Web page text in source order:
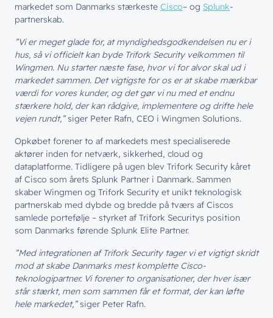
markedet som Danmarks stærkeste Cisco– og Splunk-
partnerskab.
”Vi er meget glade for, at myndighedsgodkendelsen nu er i
hus, så vi officielt kan byde Trifork Security velkommen til
Wingmen. Nu starter næste fase, hvor vi for alvor skal ud i
markedet sammen. Det vigtigste for os er at skabe mærkbar
værdi for vores kunder, og det gør vi nu med et endnu
stærkere hold, der kan rådgive, implementere og drifte hele
vejen rundt,”siger Peter Rafn, CEO i Wingmen Solutions.
Opkøbet forener to af markedets mest specialiserede
aktører inden for netværk, sikkerhed, cloud og
dataplatforme. Tidligere på ugen blev Trifork Security kåret
af Cisco som årets Splunk Partner i Danmark. Sammen
skaber Wingmen og Trifork Security et unikt teknologisk
partnerskab med dybde og bredde på tværs af Ciscos
samlede portefølje – styrket af Trifork Securitys position
som Danmarks førende Splunk Elite Partner.
”Med integrationen af Trifork Security tager vi et vigtigt skridt
mod at skabe Danmarks mest komplette Cisco-
teknologipartner. Vi forener to organisationer, der hver især
står stærkt, men som sammen får et format, der kan løfte
hele markedet,”siger Peter Rafn.